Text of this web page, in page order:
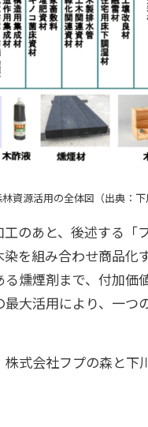
資源活用の全体図（出典：下
のあと、後述する「
を組み合わせ商品化
燻煙剤まで、付加価
大活用により、一つ
式会社フプの森と下